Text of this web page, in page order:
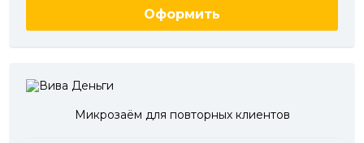
Оформить
Микрозаём для повторных клиентов